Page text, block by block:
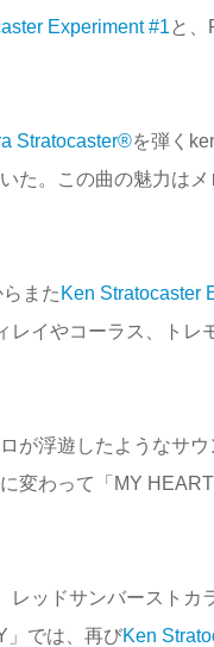
Experiment #1 と
Stratocaster®を弾く
た。この曲の魅力は
また Ken Stratocaster
レイやコーラス、トレ
が浮遊したようなサ
変わって「MY
レッドサンバーストカ
」では、再びKen